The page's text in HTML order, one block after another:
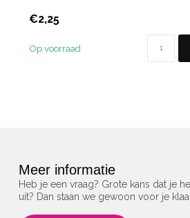
€2,25
Op voorraad
Meer informatie
Heb je een vraag? Grote kans dat je
uit? Dan staan we gewoon voor je